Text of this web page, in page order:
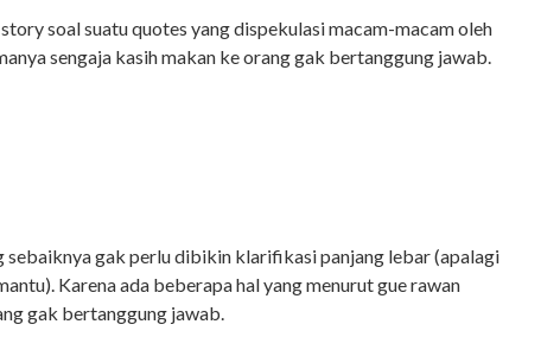
soal suatu quotes yang dispekulasi macam-macam oleh
sengaja kasih makan ke orang gak bertanggung jawab.
sebaiknya gak perlu dibikin klarifikasi panjang lebar (apalagi
Karena ada beberapa hal yang menurut gue rawan
gak bertanggung jawab.